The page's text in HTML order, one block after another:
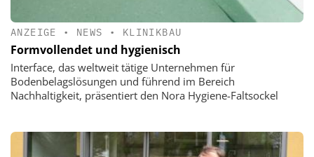
ANZEIGE • NEWS • KLINIKBAU
Formvollendet und hygienisch
Interface, das weltweit tätige Unternehmen für
Bodenbelagslösungen und führend im Bereich
Nachhaltigkeit, präsentiert den Nora Hygiene-Faltsockel